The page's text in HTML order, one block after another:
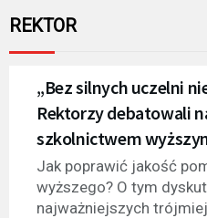
REKTOR
„Bez silnych uczelni
Rektorzy debatowali
szkolnictwem
Jak poprawić jakość
wyższego? O tym
najważniejszych